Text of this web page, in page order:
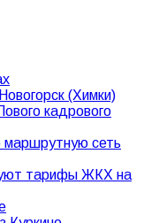
(Химки)
кадрового
маршрутную сеть
тарифы ЖКХ на